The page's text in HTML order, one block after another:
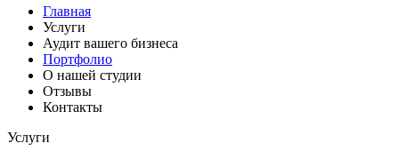
Главная
Услуги
Аудит вашего бизнеса
Портфолио
О нашей студии
Отзывы
Контакты
Услуги